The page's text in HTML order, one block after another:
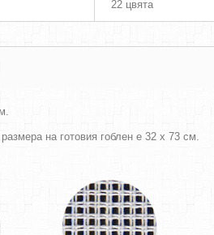
22 цвята
на готовия гоблен е 32 х 73 см.